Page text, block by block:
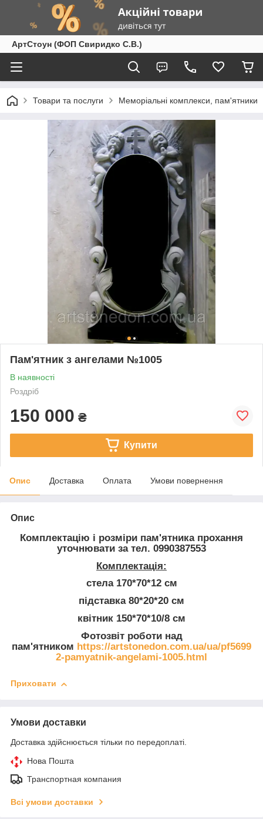
АртСтоун (ФОП Свиридко С.В.)
Товари та послуги Меморіальні комплекси, пам'ятники
Пам'ятник з ангелами №1005
В наявності
Роздріб
150 000 ₴
Купити
Опис Доставка Оплата Умови повернення
Опис
Комплектацію і розміри пам'ятника прохання
уточнювати за тел. 0990387553
Комплектація:
стела 170*70*12 см
підставка 80*20*20 см
квітник 150*70*10/8 см
Фотозвіт роботи над
пам'ятником https://artstonedon.com.ua/ua/pf5699
2-pamyatnik-angelami-1005.html
Приховати
Умови доставки
Доставка здійснюється тільки по передоплаті.
Нова Пошта
Транспортная компания
Всі умови доставки